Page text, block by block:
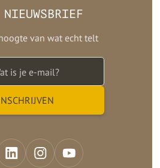
NIEUWSBRIEF
van wat echt telt